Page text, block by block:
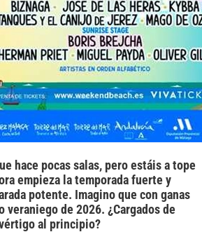
hace pocas salas, pero estáis a tope
empieza la temporada fuerte y
potente. Imagino que con ganas
veraniego de 2026. ¿Cargados de
al principio?